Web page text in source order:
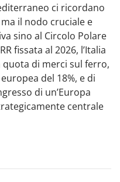
ci ricordano
il nodo cruciale e
sino al Circolo Polare
fissata al 2026, l’Italia
quota di merci sul ferro,
del 18%, e di
di un’Europa
centrale